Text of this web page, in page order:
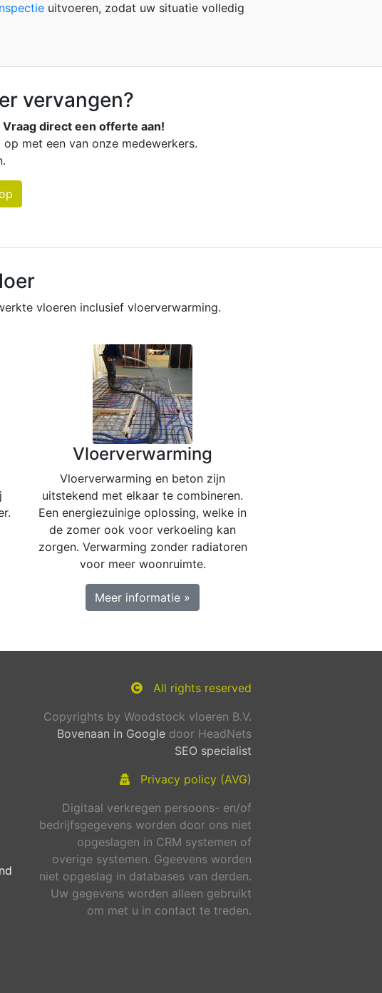
uitvoeren, zodat uw situatie volledig
vervangen?
Vraag direct een offerte aan!
met een van onze medewerkers.
vloeren inclusief vloerverwarming.
Vloerverwarming
Vloerverwarming en beton zijn
uitstekend met elkaar te combineren.
Een energiezuinige oplossing, welke in
de zomer ook voor verkoeling kan
zorgen. Verwarming zonder radiatoren
voor meer woonruimte.
Meer informatie »
All rights reserved
Copyrights by Woodstock vloeren B.V.
Bovenaan in Google door HeadNets
SEO specialist
Privacy policy (AVG)
Digitaal verkregen persoons- en/of
bedrijfsgegevens worden door ons niet
opgeslagen in CRM systemen of
overige systemen. Ggeevens worden
niet opgeslag in databases van derden.
Uw gegevens worden alleen gebruikt
om met u in contact te treden.